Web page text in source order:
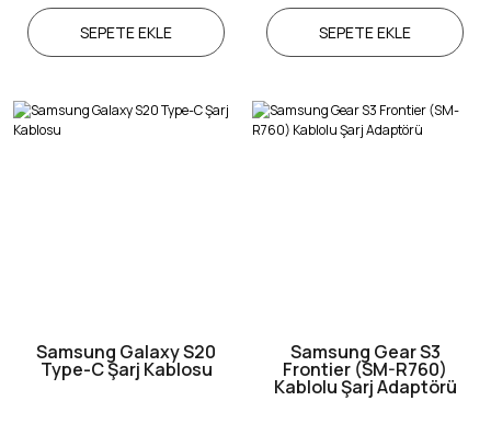
SEPETE EKLE SEPETE EKLE
Samsung Galaxy S20
Type-C Şarj Kablosu
Samsung Gear S3
Frontier (SM-R760)
Kablolu Şarj Adaptörü